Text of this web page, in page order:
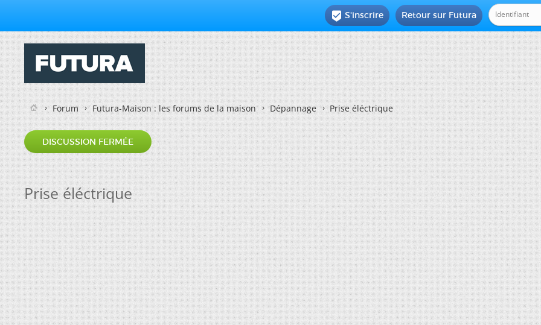
Retour sur Futura
 S'inscrire
Forum Futura-Maison : les forums de la maison Dépannage Prise éléctrique
DISCUSSION FERMÉE
Prise éléctrique